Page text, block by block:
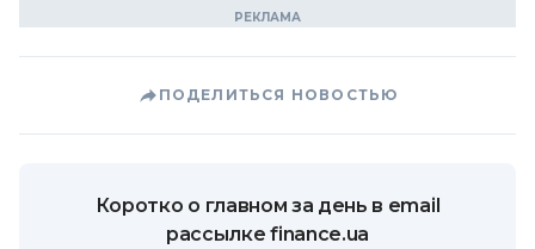
ПОДЕЛИТЬСЯ НОВОСТЬЮ
Коротко о главном за день в email
рассылке finance.ua